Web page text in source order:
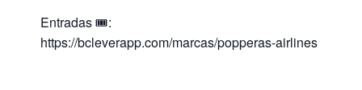
Entradas 🎟:
https://bcleverapp.com/marcas/popperas-airlines